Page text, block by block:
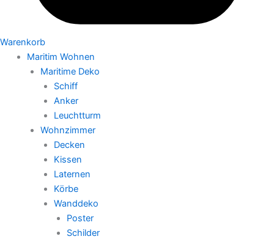
Warenkorb
Maritim Wohnen
Maritime Deko
Schiff
Anker
Leuchtturm
Wohnzimmer
Decken
Kissen
Laternen
Körbe
Wanddeko
Poster
Schilder